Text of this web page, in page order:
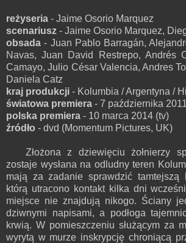
reżyseria - Jaime Osorio Marquez
scenariusz - Jaime Osorio Marquez,
obsada - Juan Pablo Barragán,
Navas, Juan David Restrepo, Andrés
Camayo, Julio César Valencia, Andres
Daniela Catz
kraj produkcji - Kolumbia / Argentyna /
światowa premiera - 7 października 2011
polska premiera - 10 marca 2014 (tv)
źródło - dvd (Momentum Pictures, UK)
Złożona z dziewięciu żołnierzy
zostaje wysłana na odludny teren
mają za zadanie sprawdzić tamtejszą
którą utracono kontakt kilka dni
miejsce nie znajdują nikogo. Ściany
dziwnymi napisami, a podłoga
krwią. W pomieszczeniu służącym za
wyrytą w murze inskrypcję chroniącą